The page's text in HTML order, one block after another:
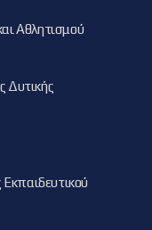
Αθλητισμού
Δυτικής